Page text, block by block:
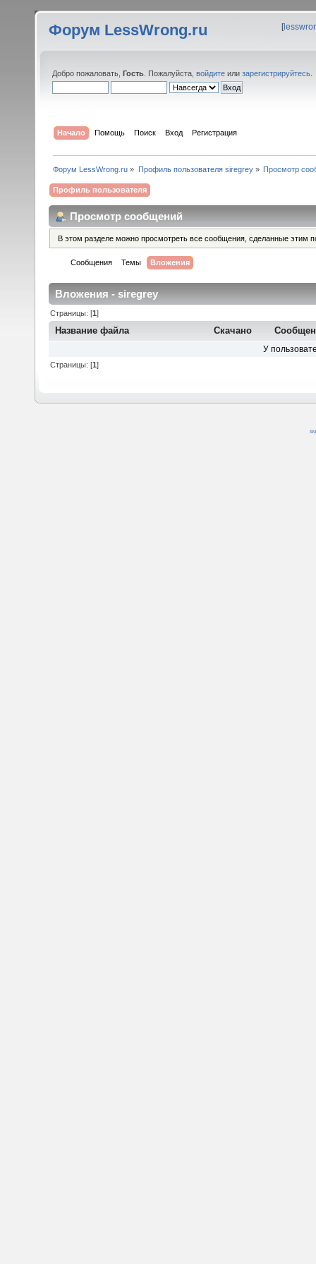
Форум LessWrong.ru [
Добро пожаловать, Гость . Пожалуйста, войдите или зарегистрируйтесь
Начало Помощь Поиск Вход Регистрация
Форум LessWrong.ru » Профиль пользователя siregrey» Просмотр
Профиль пользователя
Просмотр сообщений
В этом разделе можно просмотреть все сообщения, сделанные этим
Сообщения Темы Вложения
Вложения - siregrey
Страницы: [1]
Название файла Скачано
У
Страницы: [1]